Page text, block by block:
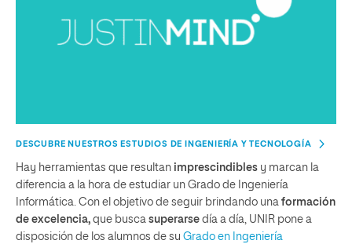
DESCUBRE NUESTROS ESTUDIOS DE INGENIERÍA Y TECNOLOGÍA
Hay herramientas que resultan imprescindibles y marcan la
diferencia a la hora de estudiar un Grado de Ingeniería
Informática. Con el objetivo de seguir brindando una formación
de excelencia, que busca superarse día a día, UNIR pone a
disposición de los alumnos de su Grado en Ingeniería